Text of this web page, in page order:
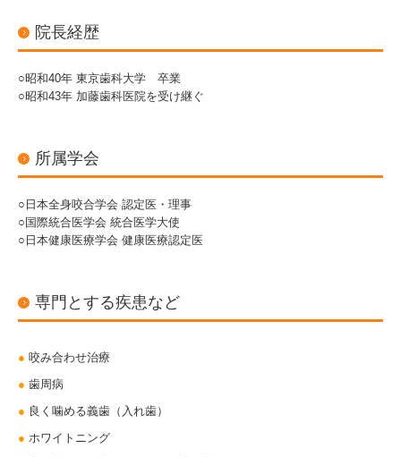
院長経歴
○昭和40年 東京歯科大学 卒業
○昭和43年 加藤歯科医院を受け継ぐ
所属学会
○日本全身咬合学会 認定医・理事
○国際統合医学会 統合医学大使
○日本健康医療学会 健康医療認定医
専門とする疾患など
● 咬み合わせ治療
● 歯周病
● 良く噛める義歯（入れ歯）
● ホワイトニング